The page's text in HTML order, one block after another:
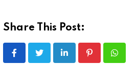
Share This Post: